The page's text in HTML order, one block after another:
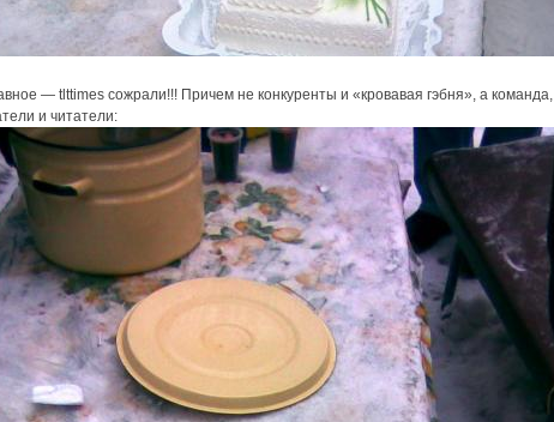
— tlttimes сожрали!!! Причем не конкуренты и «кровавая гэбня», а команда,
и читатели: